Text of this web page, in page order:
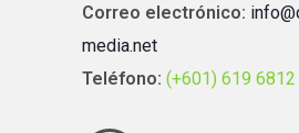
Correo electrónico:
media.net
Teléfono: (+601) 619 6812